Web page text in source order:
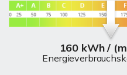
160 kWh /